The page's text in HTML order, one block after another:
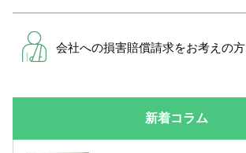
会社への損害賠償請求をお考えの方
新着コラム